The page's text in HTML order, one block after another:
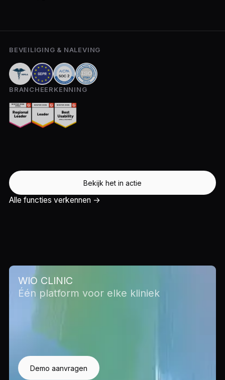
BEVEILIGING & NALEVING
BRANCHEERKENNING
Bekijk het in actie
Alle functies verkennen →
WIO CLINIC
Één platform voor elke kliniek
Demo aanvragen